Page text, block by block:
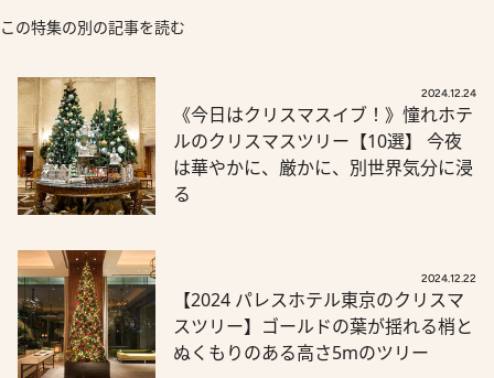
この特集の別の記事を読む
2024.12.24
《今日はクリスマスイブ！》憧れホテ
ルのクリスマスツリー【10選】 今夜
は華やかに、厳かに、別世界気分に浸
る
2024.12.22
【2024 パレスホテル東京のクリスマ
スツリー】ゴールドの葉が揺れる梢と
ぬくもりのある高さ5mのツリー